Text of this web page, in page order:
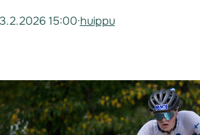
15:00·huippu